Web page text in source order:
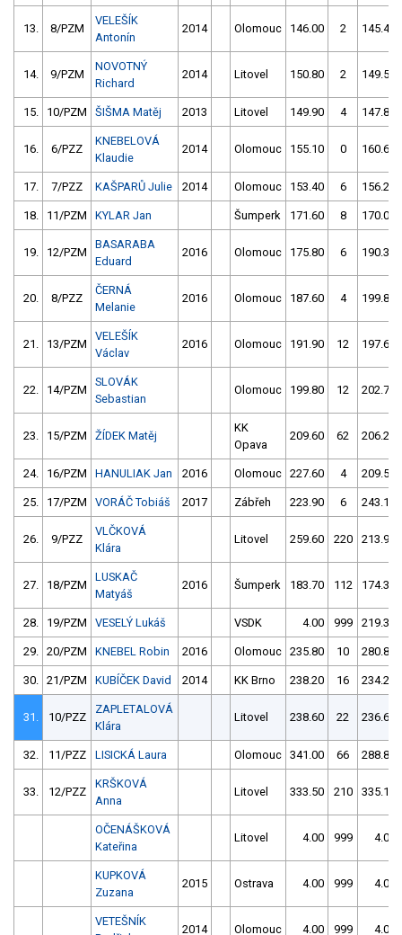
13. 8/PZM
VELEŠÍK
Antonín
2014 Olomouc 146.00 2 145.40
14. 9/PZM
NOVOTNÝ
Richard
2014 Litovel 150.80 2 149.50
15. 10/PZM ŠIŠMA Matěj 2013 Litovel 149.90 4 147.80
16. 6/PZZ
KNEBELOVÁ
Klaudie
2014 Olomouc 155.10 0 160.60
17. 7/PZZ KAŠPARŮ Julie 2014 Olomouc 153.40 6 156.20
18. 11/PZM KYLAR Jan Šumperk 171.60 8 170.00
19. 12/PZM
BASARABA
Eduard
2016 Olomouc 175.80 6 190.30
20. 8/PZZ
ČERNÁ
Melanie
2016 Olomouc 187.60 4 199.80
21. 13/PZM
VELEŠÍK
Václav
2016 Olomouc 191.90 12 197.60
22. 14/PZM
SLOVÁK
Sebastian
Olomouc 199.80 12 202.70
23. 15/PZM ŽÍDEK Matěj
KK
Opava
209.60 62 206.20
24. 16/PZM HANULIAK Jan 2016 Olomouc 227.60 4 209.50
25. 17/PZM VORÁČ Tobiáš 2017 Zábřeh 223.90 6 243.10
26. 9/PZZ
VLČKOVÁ
Klára
Litovel 259.60 220 213.90
27. 18/PZM
LUSKAČ
Matyáš
2016 Šumperk 183.70 112 174.30
28. 19/PZM VESELÝ Lukáš VSDK 4.00 999 219.30
29. 20/PZM KNEBEL Robin 2016 Olomouc 235.80 10 280.80
30. 21/PZM KUBÍČEK David 2014 KK Brno 238.20 16 234.20
31. 10/PZZ
ZAPLETALOVÁ
Klára
Litovel 238.60 22 236.60
32. 11/PZZ LISICKÁ Laura Olomouc 341.00 66 288.80
33. 12/PZZ
KRŠKOVÁ
Anna
Litovel 333.50 210 335.10
OČENÁŠKOVÁ
Kateřina
Litovel 4.00 999 4.00
KUPKOVÁ
Zuzana
2015 Ostrava 4.00 999 4.00
VETEŠNÍK
2014 Olomouc 4.00 999 4.00